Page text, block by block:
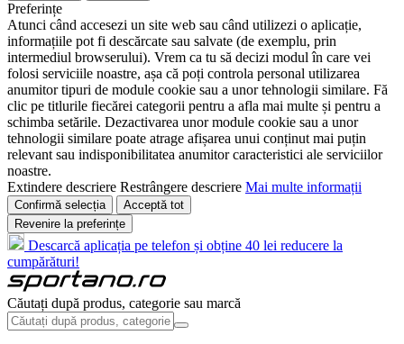
Preferințe
Atunci când accesezi un site web sau când utilizezi o aplicație,
informațiile pot fi descărcate sau salvate (de exemplu, prin
intermediul browserului). Vrem ca tu să decizi modul în care vei
folosi serviciile noastre, așa că poți controla personal utilizarea
anumitor tipuri de module cookie sau a unor tehnologii similare. Fă
clic pe titlurile fiecărei categorii pentru a afla mai multe și pentru a
schimba setările. Dezactivarea unor module cookie sau a unor
tehnologii similare poate atrage afișarea unui conținut mai puțin
relevant sau indisponibilitatea anumitor caracteristici ale serviciilor
noastre.
Extindere descriere Restrângere descriere Mai multe informații
Confirmă selecția
Acceptă tot
Revenire la preferințe
Descarcă aplicația pe telefon și obține 40 lei reducere la
cumpărături!
Căutați după produs, categorie sau marcă